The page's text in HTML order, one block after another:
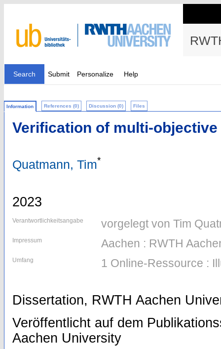
Search Submit Personalize Help
Information References (0) Discussion (0) Files
Verification of multi-
Quatmann, Tim*
2023
Verantwortlichkeitsangabe vorgelegt von Tim
Impressum Aachen : RWTH
Umfang 1 Online-Ressource :
Dissertation, RWTH Aachen
Veröffentlicht auf dem
Aachen University